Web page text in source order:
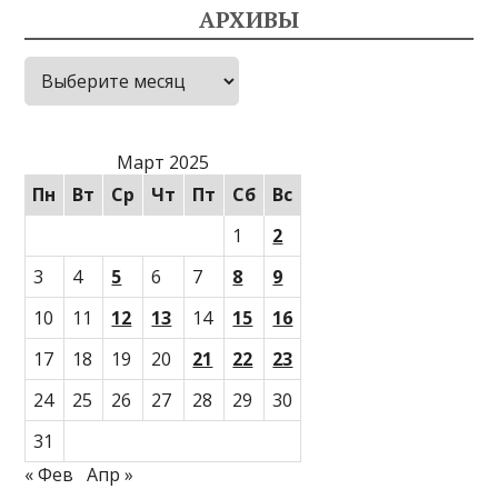
АРХИВЫ
Архивы
Март 2025
Пн
Вт Ср Чт Пт Сб
Вс
1
2
3
4 5 6 7 8
9
10
11 12 13 14 15
16
17
18 19 20 21 22
23
24
25 26 27 28 29
30
31
« Фев
Апр »